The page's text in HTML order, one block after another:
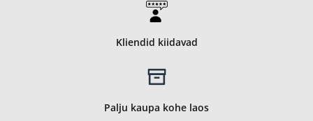
Kliendid kiidavad
Palju kaupa kohe laos